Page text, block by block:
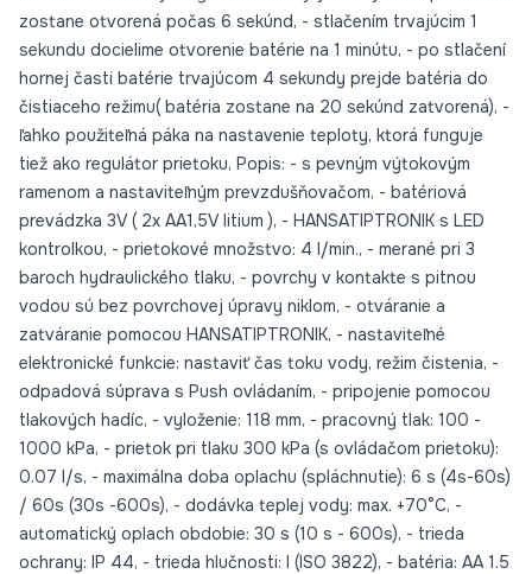
/48 h/72 h),prednastavené Vypnuté, , HANSA Oras Group ,
zostane otvorená počas 6 sekúnd, - stlačením trvajúcim 1
sekundu docielime otvorenie batérie na 1 minútu, - po stlačení
hornej časti batérie trvajúcom 4 sekundy prejde batéria do
čistiaceho režimu( batéria zostane na 20 sekúnd zatvorená), -
ľahko použiteľná páka na nastavenie teploty, ktorá funguje
tiež ako regulátor prietoku, Popis: - s pevným výtokovým
ramenom a nastaviteľným prevzdušňovačom, - batériová
prevádzka 3V ( 2x AA1,5V litium ), - HANSATIPTRONIK s LED
kontrolkou, - prietokové množstvo: 4 l/min., - merané pri 3
baroch hydraulického tlaku, - povrchy v kontakte s pitnou
vodou sú bez povrchovej úpravy niklom, - otváranie a
zatváranie pomocou HANSATIPTRONIK, - nastaviteľné
elektronické funkcie: nastaviť čas toku vody, režim čistenia, -
odpadová súprava s Push ovládaním, - pripojenie pomocou
tlakových hadíc, - vyloženie: 118 mm, - pracovný tlak: 100 -
1000 kPa, - prietok pri tlaku 300 kPa (s ovládačom prietoku):
0.07 l/s, - maximálna doba oplachu (spláchnutie): 6 s (4s-60s)
/ 60s (30s -600s), - dodávka teplej vody: max. +70°C, -
automatický oplach obdobie: 30 s (10 s - 600s), - trieda
ochrany: IP 44, - trieda hlučnosti: I (ISO 3822), - batéria: AA 1.5